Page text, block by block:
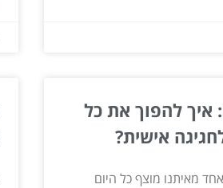
איך להפוך את כל
מאיתנו מוצף כל היום